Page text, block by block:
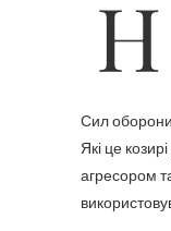
Сил оборони
Які це
агресором